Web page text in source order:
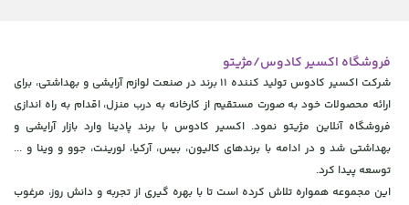
فروشگاه اکسیر کادوس/مژیتو
شرکت اکسیر کادوس تولید کننده 11 برند در صنعت لوازم آرایشی و بهداشتی، برای
ارائه محصولات خود به صورت مستقیم از کارخانه به درب منزل، اقدام به راه اندازی
فروشگاه آنلاین مژیتو نمود. اکسیر کادوس با برند پادینا وارد بازار آرایشی و
بهداشتی شد و در ادامه با برندهای کالیون، بیس، آرکیا، لورینت، جوو و وینا و ...
توسعه پیدا کرد.
این مجموعه همواره تلاش کرده است تا با بهره گیری از تجربه و دانش روز، مرغوب